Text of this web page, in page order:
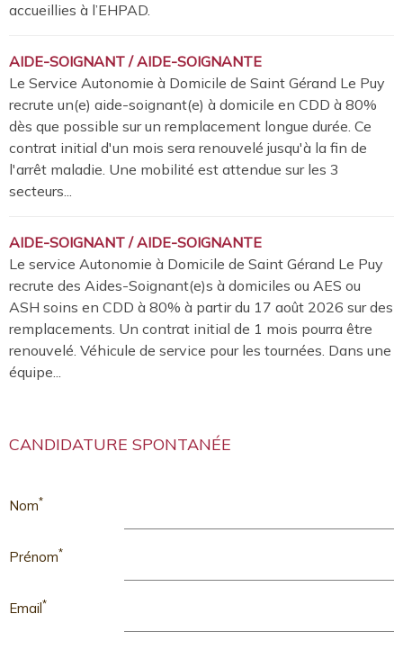
accueillies à l’EHPAD.
AIDE-SOIGNANT / AIDE-SOIGNANTE
Le Service Autonomie à Domicile de Saint Gérand Le Puy
recrute un(e) aide-soignant(e) à domicile en CDD à 80%
dès que possible sur un remplacement longue durée. Ce
contrat initial d'un mois sera renouvelé jusqu'à la fin de
l'arrêt maladie. Une mobilité est attendue sur les 3
secteurs...
AIDE-SOIGNANT / AIDE-SOIGNANTE
Le service Autonomie à Domicile de Saint Gérand Le Puy
recrute des Aides-Soignant(e)s à domiciles ou AES ou
ASH soins en CDD à 80% à partir du 17 août 2026 sur des
remplacements. Un contrat initial de 1 mois pourra être
renouvelé. Véhicule de service pour les tournées. Dans une
équipe...
CANDIDATURE SPONTANÉE
Nom*
Prénom*
Email*